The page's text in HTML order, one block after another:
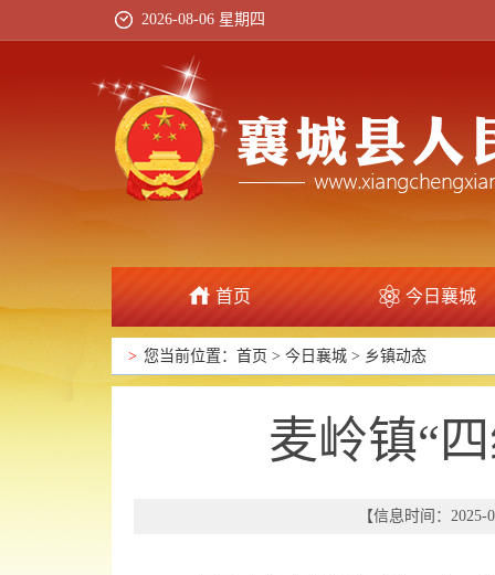
2026-08-06 星期四
首页 今日襄城
政府信息公开
> 您当前位置： 首页 > 今日襄城 > 乡镇动态
麦岭镇“
【信息时间：